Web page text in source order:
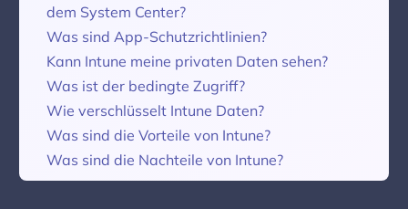
dem System Center?
Was sind App-Schutzrichtlinien?
Kann Intune meine privaten Daten sehen?
Was ist der bedingte Zugriff?
Wie verschlüsselt Intune Daten?
Was sind die Vorteile von Intune?
Was sind die Nachteile von Intune?